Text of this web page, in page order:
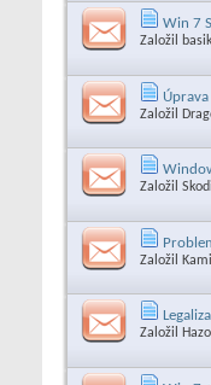
Win 7
Založil basik
Založil
Založil
Založil
Založil Hazo